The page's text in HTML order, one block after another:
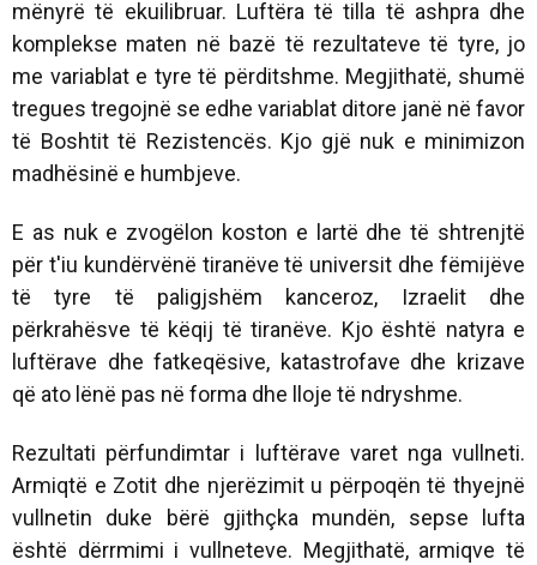
mënyrë të ekuilibruar. Luftëra të tilla të ashpra dhe
komplekse maten në bazë të rezultateve të tyre, jo
me variablat e tyre të përditshme. Megjithatë, shumë
tregues tregojnë se edhe variablat ditore janë në favor
të Boshtit të Rezistencës. Kjo gjë nuk e minimizon
madhësinë e humbjeve.
E as nuk e zvogëlon koston e lartë dhe të shtrenjtë
për t'iu kundërvënë tiranëve të universit dhe fëmijëve
të tyre të paligjshëm kanceroz, Izraelit dhe
përkrahësve të këqij të tiranëve. Kjo është natyra e
luftërave dhe fatkeqësive, katastrofave dhe krizave
që ato lënë pas në forma dhe lloje të ndryshme.
Rezultati përfundimtar i luftërave varet nga vullneti.
Armiqtë e Zotit dhe njerëzimit u përpoqën të thyejnë
vullnetin duke bërë gjithçka mundën, sepse lufta
është dërrmimi i vullneteve. Megjithatë, armiqve të